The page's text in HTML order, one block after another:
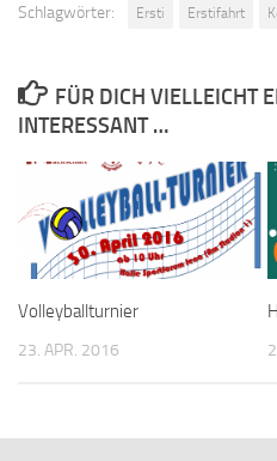
Schlagwörter: Ersti Erstifahrt
FÜR DICH VIELLEICHT
INTERESSANT …
Volleyballturnier
23. APR. 2016